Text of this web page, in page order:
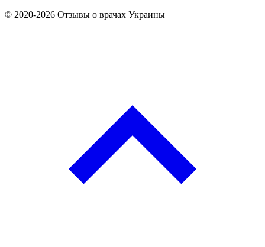
© 2020-2026 Отзывы о врачах Украины